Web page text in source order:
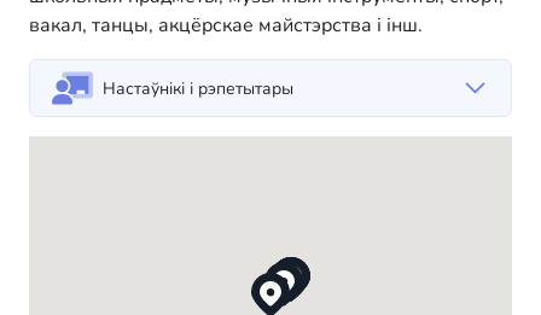
неабходнае для паспяховага пачатку вашага новага
жыцця ў ЗША
вакал, танцы, акцёрскае майстэрства і інш.
Настаўнікі і рэпетытары